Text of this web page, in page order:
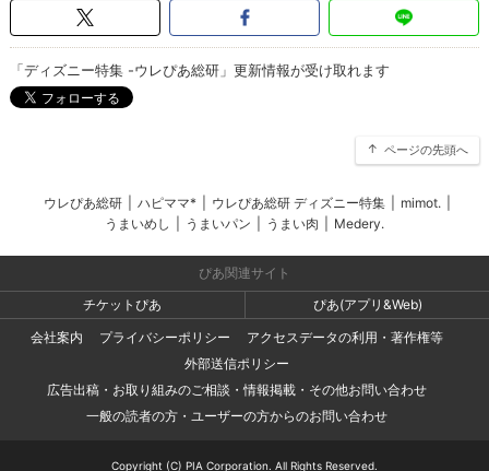
「ディズニー特集 -ウレぴあ総研」更新情報が受け取れます
ページの先頭へ
ウレぴあ総研 ハピママ* ウレぴあ総研 ディズニー特集 mimot.
うまいめし
うまいパン うまい肉 Medery.
ぴあ関連サイト
チケットぴあ
ぴあ(アプリ&Web)
会社案内
プライバシーポリシー
アクセスデータの利用・著作権等
外部送信ポリシー
広告出稿・お取り組みのご相談・情報掲載・その他お問い合わせ
一般の読者の方・ユーザーの方からのお問い合わせ
Copyright (C) PIA Corporation. All Rights Reserved.